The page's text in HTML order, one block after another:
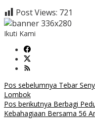
Post Views: 721
Ikuti Kami
Navigasi
pos
Pos sebelumnya Tebar
Lombok
Pos berikutnya Berbagi
Kebahagiaan Bersama 56